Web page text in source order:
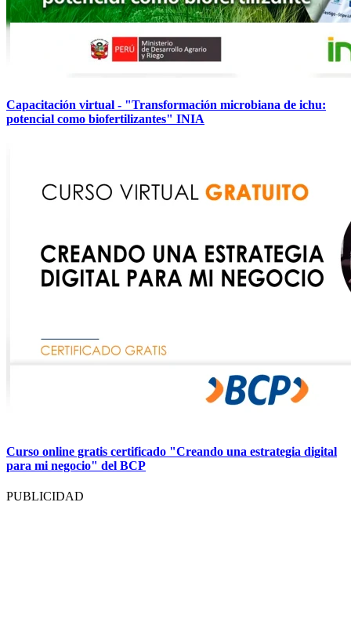
Capacitación virtual - "Transformación microbiana de ichu:
potencial como biofertilizantes" INIA
Curso online gratis certificado "Creando una estrategia digital
para mi negocio" del BCP
PUBLICIDAD